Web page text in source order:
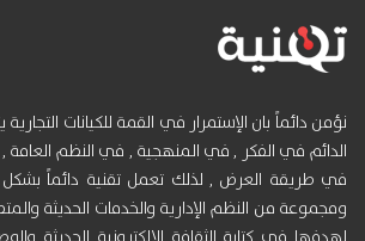
نؤمن دائماً بان الإستمرار في القمة للكيانات التجارية
الدائم في الفكر , في المنهجية , في النظم
في طريقة العرض , لذلك تعمل تقنية دائماً
ومجموعة من النظم الإدارية والخدمات الحديثة